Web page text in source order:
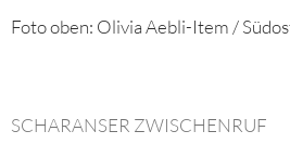
Foto oben: Olivia Aebli-Item /
SCHARANSER ZWISCHENRUF